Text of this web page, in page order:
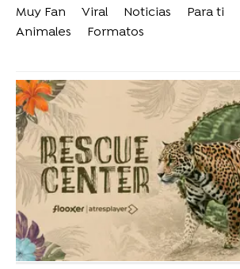
Muy Fan Viral Noticias Para ti
Animales
Formatos